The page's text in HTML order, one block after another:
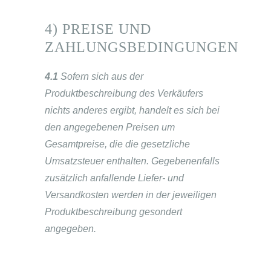
4) PREISE UND
ZAHLUNGSBEDINGUNGEN
4.1 Sofern sich aus der
Produktbeschreibung des Verkäufers
nichts anderes ergibt, handelt es sich bei
den angegebenen Preisen um
Gesamtpreise, die die gesetzliche
Umsatzsteuer enthalten. Gegebenenfalls
zusätzlich anfallende Liefer- und
Versandkosten werden in der jeweiligen
Produktbeschreibung gesondert
angegeben.